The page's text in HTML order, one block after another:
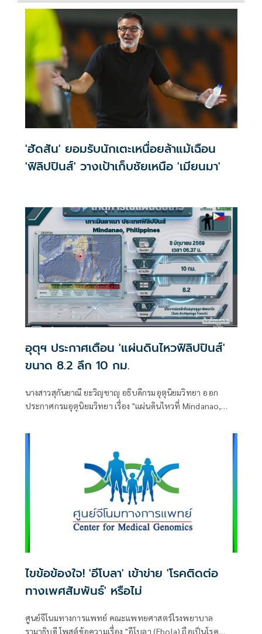
'ฮัดสัน' ยอมรับนักเตะเหนื่อยล้าแม้เฉือน
'ฟิลิปปินส์' วางเป้าเก็บชัยเหนือ 'เมียนมา'
อุตุฯ ประกาศเตือน 'แผ่นดินไหวฟิลิปปินส์'
ขนาด 8.2 ลึก 10 กม.
นางสาวสุกันยาณี ยะวิญชาญ อธิบดีกรมอุตุนิยมวิทยา ออก
ประกาศกรมอุตุนิยมวิทยา เรื่อง "แผ่นดินไหวที่ Mindanao,
ไขข้อข้องใจ! 'อีโบลา' เข้าข่าย 'โรคติดต่อ
ทางเพศสัมพันธ์' หรือไม่
ศูนย์จีโนมทางการแพทย์ คณะแพทยศาสตร์โรงพยาบาล
รามาธิบดี โพสต์ข้อความเรื่อง "อีโบลา (Ebola) ถือเป็นโรค